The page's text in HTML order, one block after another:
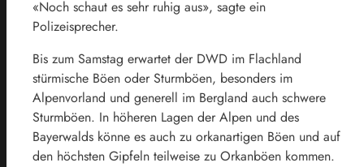
«Noch schaut es sehr ruhig aus», sagte ein
Polizeisprecher.
Bis zum Samstag erwartet der DWD im Flachland
stürmische Böen oder Sturmböen, besonders im
Alpenvorland und generell im Bergland auch schwere
Sturmböen. In höheren Lagen der Alpen und des
Bayerwalds könne es auch zu orkanartigen Böen und auf
den höchsten Gipfeln teilweise zu Orkanböen kommen.